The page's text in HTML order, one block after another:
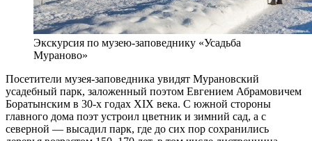
Экскурсия по музею-заповеднику «Усадьба
Мураново»
Посетители музея-заповедника увидят Мурановский
усадебный парк, заложенный поэтом Евгением Абрамовичем
Боратынским в 30-х годах XIX века. С южной стороны
главного дома поэт устроил цветник и зимний сад, а с
северной — высадил парк, где до сих пор сохранились